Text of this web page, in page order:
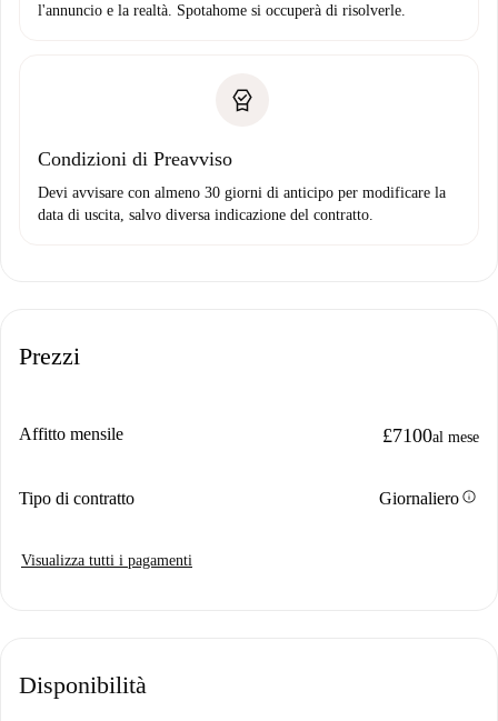
l'annuncio e la realtà. Spotahome si occuperà di risolverle.
Condizioni di Preavviso
Devi avvisare con almeno 30 giorni di anticipo per modificare la
data di uscita, salvo diversa indicazione del contratto.
Prezzi
Affitto mensile £7100al mese
Tipo di contratto Giornalieroinfo
Visualizza tutti i pagamenti
Disponibilità